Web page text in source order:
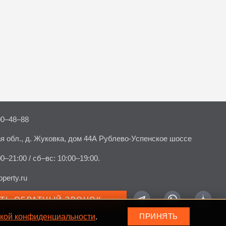
обл., д. Жуковка, дом 44А Рублево-Успенское шоссе
/ сб–вс: 10:00–19:00.
ОБРАТНЫЙ ЗВОНОК
конфиденциальности ПРИНЯТЬ